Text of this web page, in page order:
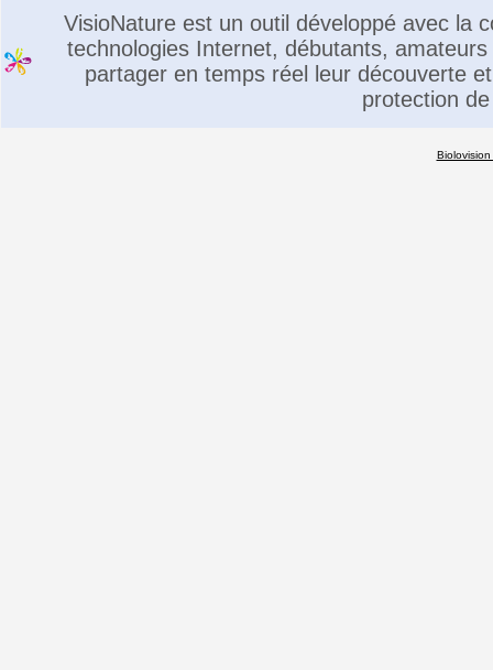
VisioNature est un outil développé avec la
technologies Internet, débutants,
partager en temps réel leur découverte
protection
Biolovision